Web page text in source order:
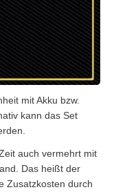
mit Akku bzw.
kann das Set
auch vermehrt mit
Das heißt der
Zusatzkosten durch